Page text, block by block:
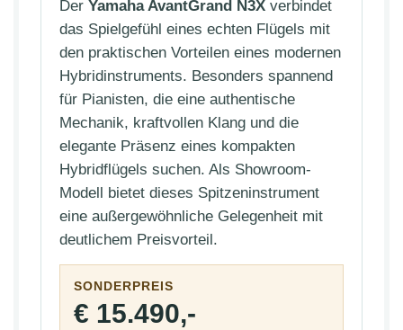
Der Yamaha AvantGrand N3X verbindet
das Spielgefühl eines echten Flügels mit
den praktischen Vorteilen eines modernen
Hybridinstruments. Besonders spannend
für Pianisten, die eine authentische
Mechanik, kraftvollen Klang und die
elegante Präsenz eines kompakten
Hybridflügels suchen. Als Showroom-
Modell bietet dieses Spitzeninstrument
eine außergewöhnliche Gelegenheit mit
deutlichem Preisvorteil.
SONDERPREIS
€ 15.490,-